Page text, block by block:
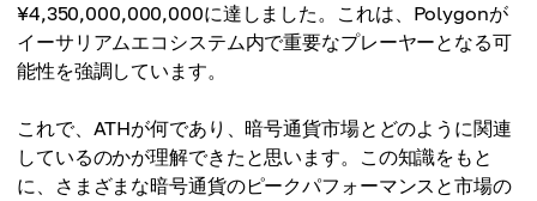
¥4,350,000,000,000に達しました。これは、Polygonが
イーサリアムエコシステム内で重要なプレーヤーとなる可
能性を強調しています。
これで、ATHが何であり、暗号通貨市場とどのように関連
しているのかが理解できたと思います。この知識をもと
に、さまざまな暗号通貨のピークパフォーマンスと市場の